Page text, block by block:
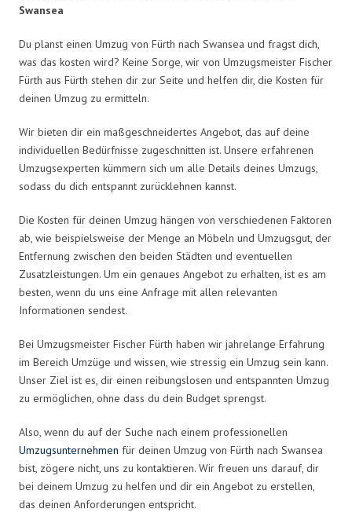
Swansea
Du planst einen Umzug von Fürth nach Swansea und fragst dich,
was das kosten wird? Keine Sorge, wir von Umzugsmeister Fischer
Fürth aus Fürth stehen dir zur Seite und helfen dir, die Kosten für
deinen Umzug zu ermitteln.
Wir bieten dir ein maßgeschneidertes Angebot, das auf deine
individuellen Bedürfnisse zugeschnitten ist. Unsere erfahrenen
Umzugsexperten kümmern sich um alle Details deines Umzugs,
sodass du dich entspannt zurücklehnen kannst.
Die Kosten für deinen Umzug hängen von verschiedenen Faktoren
ab, wie beispielsweise der Menge an Möbeln und Umzugsgut, der
Entfernung zwischen den beiden Städten und eventuellen
Zusatzleistungen. Um ein genaues Angebot zu erhalten, ist es am
besten, wenn du uns eine Anfrage mit allen relevanten
Informationen sendest.
Bei Umzugsmeister Fischer Fürth haben wir jahrelange Erfahrung
im Bereich Umzüge und wissen, wie stressig ein Umzug sein kann.
Unser Ziel ist es, dir einen reibungslosen und entspannten Umzug
zu ermöglichen, ohne dass du dein Budget sprengst.
Also, wenn du auf der Suche nach einem professionellen
Umzugsunternehmen für deinen Umzug von Fürth nach Swansea
bist, zögere nicht, uns zu kontaktieren. Wir freuen uns darauf, dir
bei deinem Umzug zu helfen und dir ein Angebot zu erstellen,
das deinen Anforderungen entspricht.